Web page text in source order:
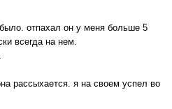
отпахал он у меня больше 5
всегда на нем.
рассыхается. я на своем успел во